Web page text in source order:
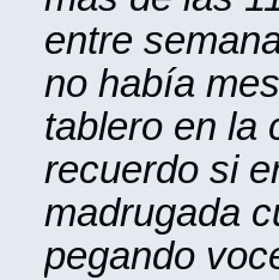
entre
no había
tablero en la
recuerdo si
madrugada
pegando